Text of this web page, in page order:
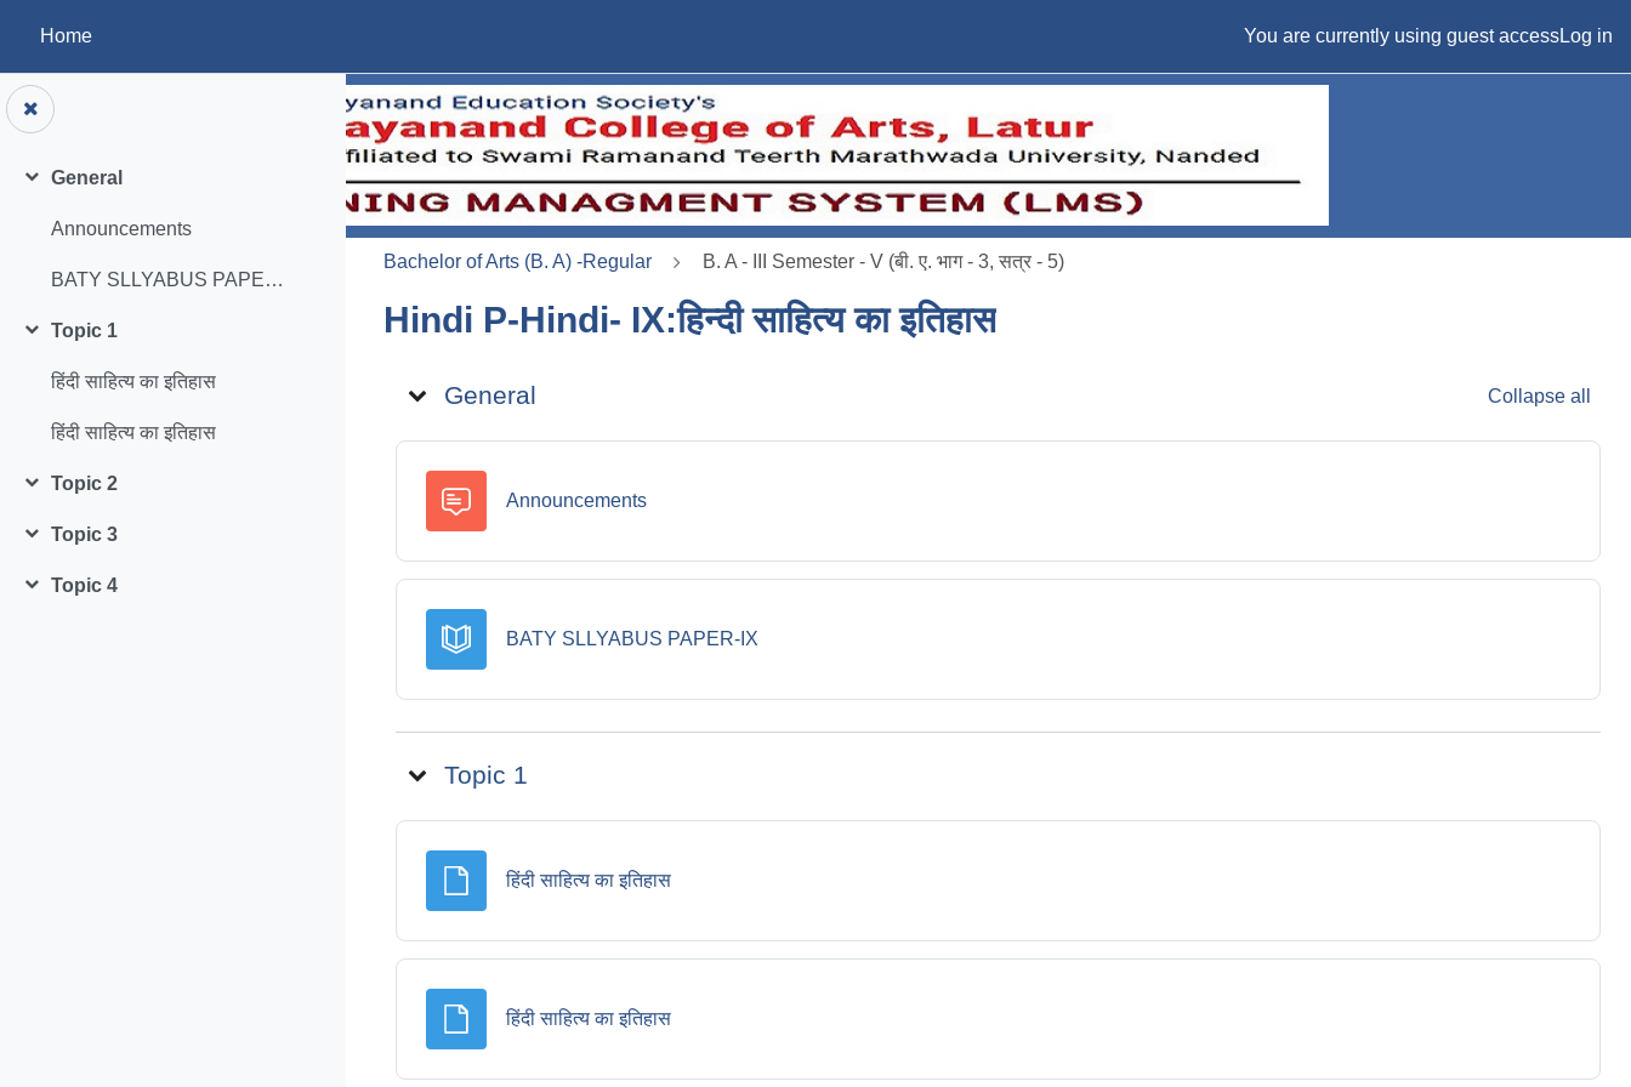
Home
You are currently using guest accessLog in
Collapse
General
Announcements
BATY SLLYABUS PAPER-IX
Collapse
Topic 1
हिंदी साहित्य का इतिहास
हिंदी साहित्य का इतिहास
Collapse
Topic 2
Collapse
Topic 3
Collapse
Topic 4
Bachelor of Arts (B. A) -Regular B. A - III Semester - V (बी. ए. भाग - 3, सत्र - 5)
Hindi P-Hindi- IX:हिन्दी साहित्य का इतिहास
Topic outline
General Collapse all
AnnouncementsForum
BATY SLLYABUS PAPER-IX
Topic 1
हिंदी साहित्य का इतिहासFile
हिंदी साहित्य का इतिहासFile